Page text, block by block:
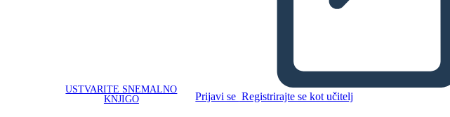
USTVARITE SNEMALNO
KNJIGO
Prijavi se Registrirajte se kot učitelj